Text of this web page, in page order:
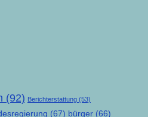
(92) Berichterstattung (53)
(67) bürger (66)